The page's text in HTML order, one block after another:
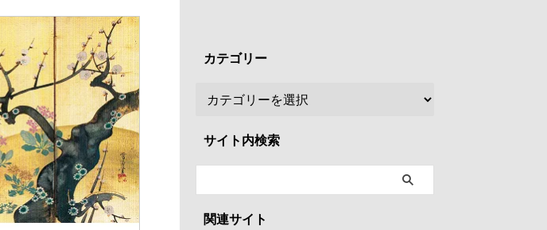
カテゴリー
サイト内検索
関連サイト